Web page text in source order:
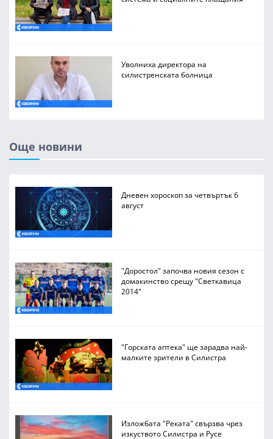
Уволниха директора на
силистренската болница
Още новини
Дневен хороскоп за четвъртък 6
август
"Доростол" започва новия сезон с
домакинство срещу "Светкавица
2014"
"Горската аптека" ще зарадва най-
малките зрители в Силистра
Изложбата "Реката" свързва чрез
изкуството Силистра и Русе